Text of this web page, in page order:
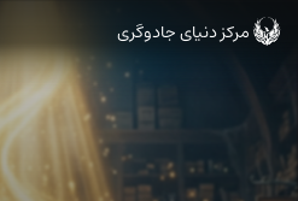
ورود
اصلی
مرکز دنیای جادوگری